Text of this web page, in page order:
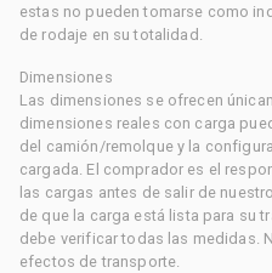
estas no pueden tomarse como
de rodaje en su totalidad.
Dimensiones
Las dimensiones se ofrecen
dimensiones reales con carga
del camión/remolque y la
cargada. El comprador es el
las cargas antes de salir de
de que la carga está lista para su
debe verificar todas las medidas.
efectos de transporte.